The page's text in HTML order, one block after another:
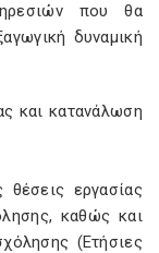
που θα
δυναμική
και κατανάλωση
εργασίας
καθώς και
(Ετήσιες